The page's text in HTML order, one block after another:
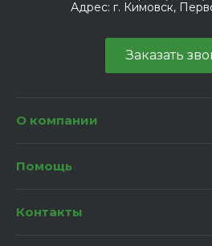
Адрес: г. Кимовск,
Заказать
О компании
Помощь
Контакты